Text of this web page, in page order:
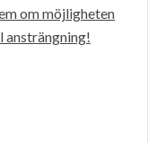
om möjligheten
ansträngning!